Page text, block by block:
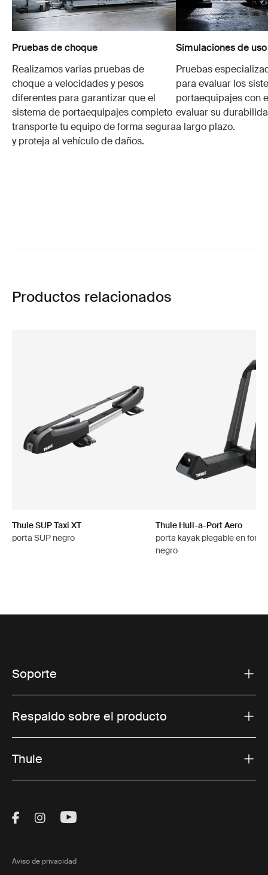
Pruebas de choque
Realizamos varias pruebas de
choque a velocidades y pesos
diferentes para garantizar que el
sistema de portaequipajes completo
transporte tu equipo de forma segura
y proteja al vehículo de daños.
Simulaciones de
Pruebas
para evaluar los
portaequipajes con
evaluar su
a largo plazo.
Productos relacionados
Thule SUP Taxi XT
porta SUP negro
Thule Hull-a-Port Aero
porta kayak plegable en
negro
Soporte
Respaldo sobre el producto
Thule
Visit Thule on Facebook (external link)
Visit Thule on Instagram (external link)
Visit Thule on Youtube (external
Aviso de privacidad